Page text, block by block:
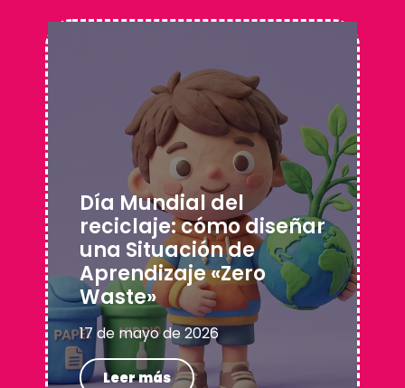
Día Mundial del
reciclaje: cómo diseñar
una Situación de
Aprendizaje «Zero
Waste»
17 de mayo de 2026
Leer más